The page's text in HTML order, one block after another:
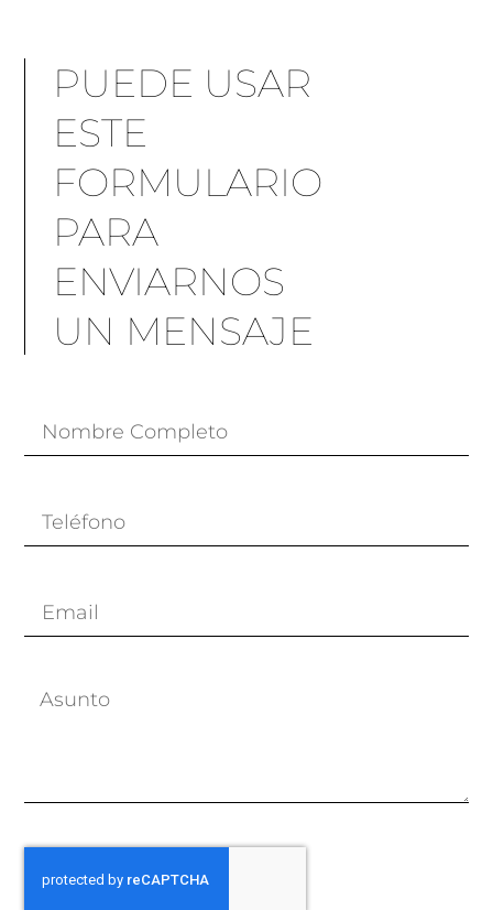
PUEDE USAR
ESTE
FORMULARIO
PARA
ENVIARNOS
UN MENSAJE